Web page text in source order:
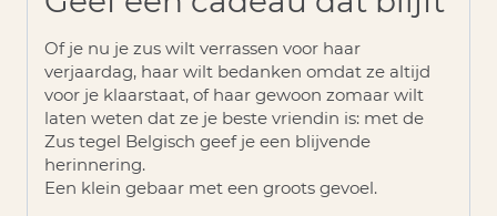
Of je nu je zus wilt verrassen voor haar
verjaardag, haar wilt bedanken omdat ze altijd
voor je klaarstaat, of haar gewoon zomaar wilt
laten weten dat ze je beste vriendin is: met de
Zus tegel Belgisch geef je een blijvende
herinnering.
Een klein gebaar met een groots gevoel.